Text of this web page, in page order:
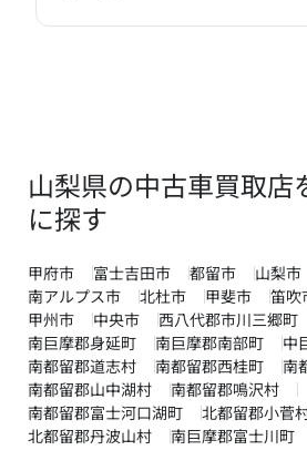
山梨県の中古車買取店
に探す
甲府市 富士吉田市 都留市 山梨市
南アルプス市
北杜市 甲斐市 笛吹
甲州市
中央市 西八代郡市川三郷町
南巨摩郡身延町
南巨摩郡南部町
中
南都留郡道志村
南都留郡西桂町
南
南都留郡山中湖村
南都留郡鳴沢村
南都留郡富士河口湖町
北都留郡小菅
北都留郡丹波山村
南巨摩郡富士川町